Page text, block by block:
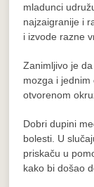
mladunci
najzaigranije i
i izvode razne
Zanimljivo je
mozga i jednim
otvorenom
Dobri dupini
bolesti. U
priskaču u
kako bi došao